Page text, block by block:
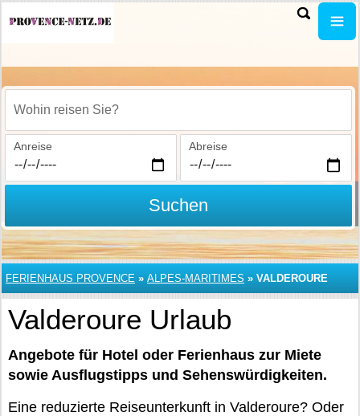
Wohin reisen Sie?
Anreise Abreise
Suchen
FERIENHAUS PROVENCE » ALPES-MARITIMES » VALDEROURE
Valderoure Urlaub
Angebote für Hotel oder Ferienhaus zur Miete
sowie Ausflugstipps und Sehenswürdigkeiten.
Eine reduzierte Reiseunterkunft in Valderoure? Oder